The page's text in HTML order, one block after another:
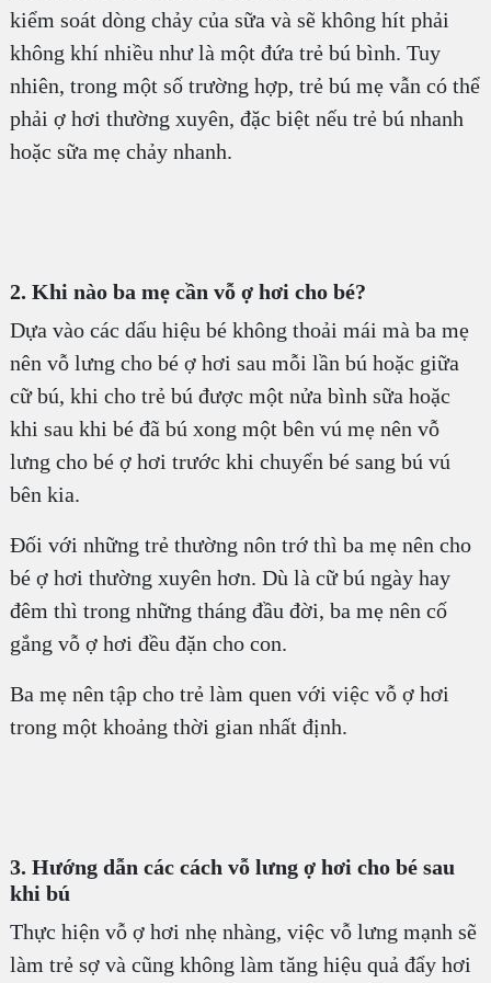
kiểm soát dòng chảy của sữa và sẽ không hít phải
không khí nhiều như là một đứa trẻ bú bình. Tuy
nhiên, trong một số trường hợp, trẻ bú mẹ vẫn có thể
phải ợ hơi thường xuyên, đặc biệt nếu trẻ bú nhanh
hoặc sữa mẹ chảy nhanh.
2. Khi nào ba mẹ cần vỗ ợ hơi cho bé?
Dựa vào các dấu hiệu bé không thoải mái mà ba mẹ
nên vỗ lưng cho bé ợ hơi sau mỗi lần bú hoặc giữa
cữ bú, khi cho trẻ bú được một nửa bình sữa hoặc
khi sau khi bé đã bú xong một bên vú mẹ nên vỗ
lưng cho bé ợ hơi trước khi chuyển bé sang bú vú
bên kia.
Đối với những trẻ thường nôn trớ thì ba mẹ nên cho
bé ợ hơi thường xuyên hơn. Dù là cữ bú ngày hay
đêm thì trong những tháng đầu đời, ba mẹ nên cố
gắng vỗ ợ hơi đều đặn cho con.
Ba mẹ nên tập cho trẻ làm quen với việc vỗ ợ hơi
trong một khoảng thời gian nhất định.
3. Hướng dẫn các cách vỗ lưng ợ hơi cho bé sau
khi bú
Thực hiện vỗ ợ hơi nhẹ nhàng, việc vỗ lưng mạnh sẽ
làm trẻ sợ và cũng không làm tăng hiệu quả đẩy hơi